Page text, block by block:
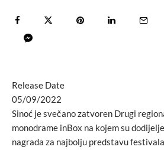
Release Date
05/09/2022
Sinoć je svečano zatvoren Drugi
monodrame inBox na kojem su
nagrada za najbolju predstavu